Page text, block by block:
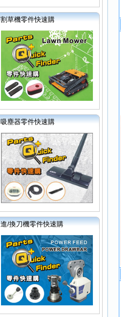
割草機零件快速購
吸塵器零件快速購
進/換刀機零件快速購